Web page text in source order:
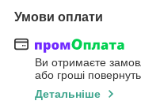
Умови оплати
Ви отримаєте
або гроші
Детальніше